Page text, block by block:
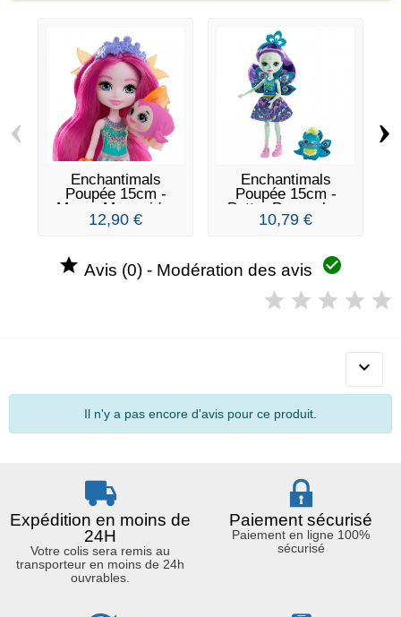
Enchantimals
Poupée 15cm -
Maura Mermaid...
12,90 €
Enchantimals
Poupée 15cm -
Patter Peacock...
10,79 €
‹ ›
 Avis (0) - Modération des avis 

Il n'y a pas encore d'avis pour ce produit.
Expédition en moins de
24H
Votre colis sera remis au
transporteur en moins de 24h
ouvrables.
Paiement sécurisé
Paiement en ligne 100%
sécurisé